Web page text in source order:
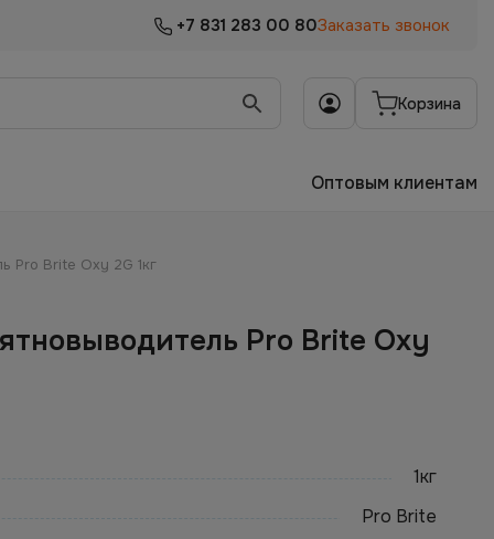
+7 831 283 00 80Заказать звонок
Корзина
Оптовым клиентам
Pro Brite Oxy 2G 1кг
Pro Brite Oxy
1кг
Pro Brite